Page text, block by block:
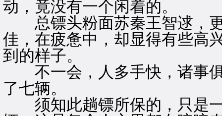
动，竟没有一个闲着的。
总镖头粉面苏秦王智逑，更
佳，在疲惫中，却显得有些高
到的样子。
不一会，人多手快，诸事俱
了七辆。
须知此趟镖所保的，只是一